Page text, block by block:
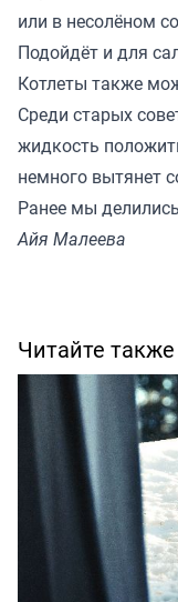
или в несолёном
Подойдёт и для
Котлеты также
Среди старых
жидкость
немного вытянет
Ранее мы делились
Айя Малеева
Читайте также